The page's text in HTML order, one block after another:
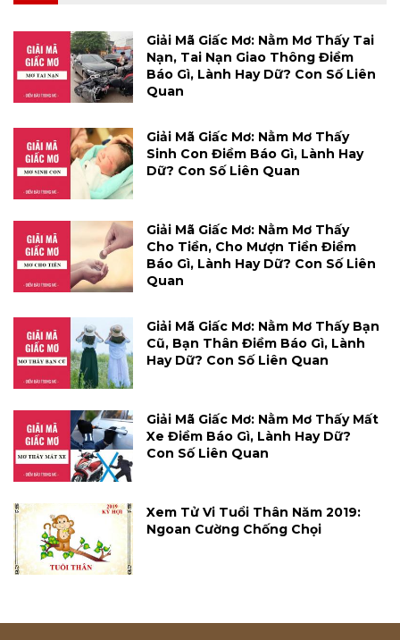
Giải Mã Giấc Mơ: Nằm Mơ Thấy Tai
Nạn, Tai Nạn Giao Thông Điềm
Báo Gì, Lành Hay Dữ? Con Số Liên
Quan
Giải Mã Giấc Mơ: Nằm Mơ Thấy
Sinh Con Điềm Báo Gì, Lành Hay
Dữ? Con Số Liên Quan
Giải Mã Giấc Mơ: Nằm Mơ Thấy
Cho Tiền, Cho Mượn Tiền Điềm
Báo Gì, Lành Hay Dữ? Con Số Liên
Quan
Giải Mã Giấc Mơ: Nằm Mơ Thấy Bạn
Cũ, Bạn Thân Điềm Báo Gì, Lành
Hay Dữ? Con Số Liên Quan
Giải Mã Giấc Mơ: Nằm Mơ Thấy Mất
Xe Điềm Báo Gì, Lành Hay Dữ?
Con Số Liên Quan
Xem Tử Vi Tuổi Thân Năm 2019:
Ngoan Cường Chống Chọi